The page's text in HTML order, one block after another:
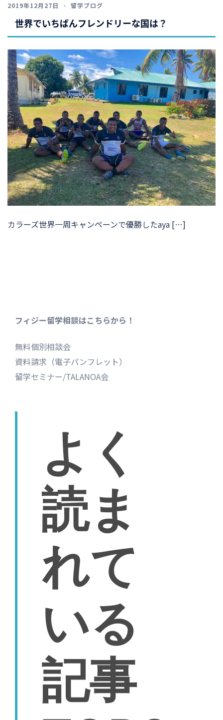
2019年12月27日 留学ブログ
世界でいちばんフレンドリーな国は？
カラーズ世界一周キャンペーンで優勝したaya […]
フィジー留学相談はこちらから！
無料個別相談会
資料請求（電子パンフレット）
留学セミナー/TALANOA会
よく
読ま
れて
いる
記事